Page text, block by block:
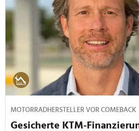
MOTORRADHERSTELLER VOR COMEBACK
Gesicherte KTM-